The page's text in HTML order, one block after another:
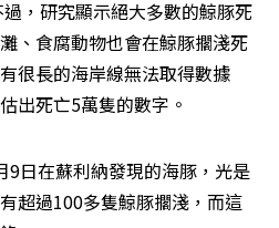
，研究顯示絕大多數的鯨豚死
、食腐動物也會在鯨豚擱淺死
很長的海岸線無法取得數據
出死亡5萬隻的數字。
9日在蘇利納發現的海豚，光是
超過100多隻鯨豚擱淺，而這